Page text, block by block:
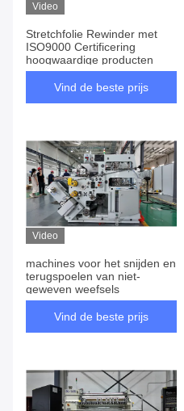
Video
Stretchfolie Rewinder met
ISO9000 Certificering
hoogwaardige producten
Vind de beste prijs
Video
machines voor het snijden en
terugspoelen van niet-
geweven weefsels
Vind de beste prijs